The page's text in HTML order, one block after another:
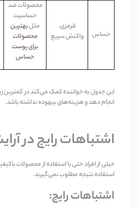
حساس
قرمزی،
واکنش سریع
محصولات ضد
حساسیت
مثلبهترین
محصولات
برای پوست
حساس
این جدول به خواننده کمک می‌کند در کمترین
انجام دهد و هزینه‌های بیهوده نداشته باشد.
اشتباهات رایج در
خیلی از افراد حتی با استفاده از محصولات
استفاده نتیجه مطلوب نمی‌گیرند.
اشتباهات رایج: